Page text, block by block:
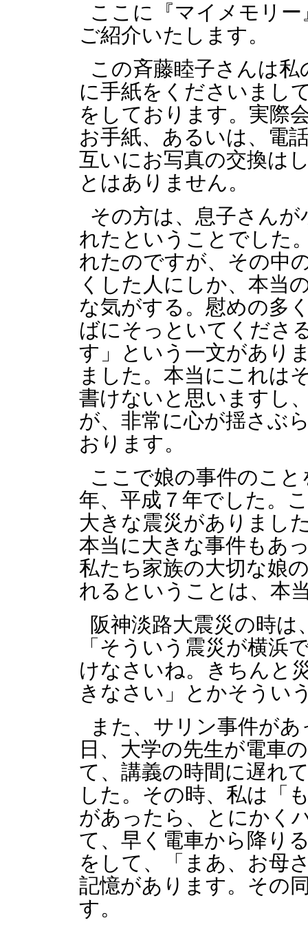
ここに『マイメモリ
ご紹介いたします。
この斉藤睦子さんは
に手紙をくださいまし
をしております。実際
お手紙、あるいは、電
互いにお写真の交換は
とはありません。
その方は、息子さん
れたということでした
れたのですが、その中
くした人にしか、本当
な気がする。慰めの多
ばにそっといてくださ
す」という一文があり
ました。本当にこれは
書けないと思いますし
が、非常に心が揺さぶ
おります。
ここで娘の事件のこ
年、平成７年でした。
大きな震災がありまし
本当に大きな事件もあ
私たち家族の大切な娘
れるということは、本
阪神淡路大震災の時
「そういう震災が横浜
けなさいね。きちんと
きなさい」とかそうい
また、サリン事件が
日、大学の先生が電車
て、講義の時間に遅れ
した。その時、私は「
があったら、とにかく
て、早く電車から降り
をして、「まあ、お母
記憶があります。その
す。